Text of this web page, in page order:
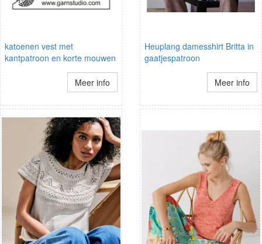
katoenen vest met
kantpatroon en korte mouwen
Meer info
Heuplang damesshirt Britta in
gaatjespatroon
Meer info